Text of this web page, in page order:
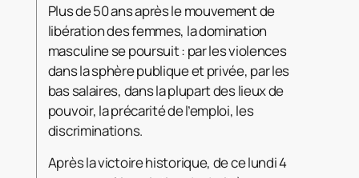
Plus de 50 ans après le mouvement de
libération des femmes, la domination
masculine se poursuit : par les violences
dans la sphère publique et privée, par les
bas salaires, dans la plupart des lieux de
pouvoir, la précarité de l’emploi, les
discriminations.
Après la victoire historique, de ce lundi 4